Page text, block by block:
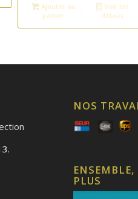
Ajouter au
panier
Voir les
détails
NOS
PLUS